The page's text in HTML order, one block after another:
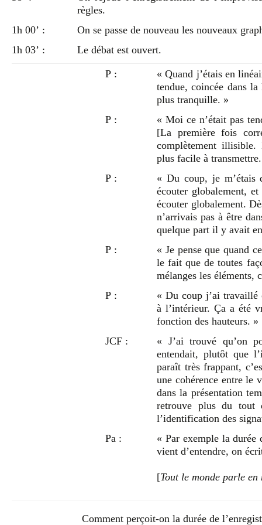
règles.
1h 00’ :
On se passe de nouveau les nouveaux
1h 03’ :
Le débat est ouvert.
P :
« Quand j’étais en
tendue, coincée dans
plus tranquille. »
P :
« Moi ce n’était pas
[La première fois
complètement illisible.
plus facile à
P :
« Du coup, je m’étais
écouter globalement,
écouter globalement.
n’arrivais pas à être
quelque part il y avait
P :
« Je pense que quand
le fait que de toutes
mélanges les éléments,
P :
« Du coup j’ai travaillé
à l’intérieur. Ça a été
fonction des hauteurs. »
JCF :
« J’ai trouvé qu’on
entendait, plutôt que
paraît très frappant,
une cohérence entre le
dans la présentation
retrouve plus du tout
l’identification des
Pa :
« Par exemple la durée
vient d’entendre, on
[Tout le monde parle en
Comment perçoit-on la durée de